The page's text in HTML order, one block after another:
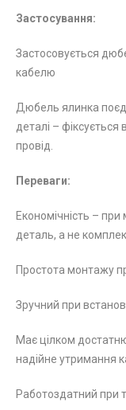
Застосування:
Застосовується
кабелю
Дюбель ялинка
деталі – фіксується
провід.
Переваги:
Економічність –
деталь, а не
Простота монтажу
Зручний при
Має цілком
надійне утримання
Работоздатний при